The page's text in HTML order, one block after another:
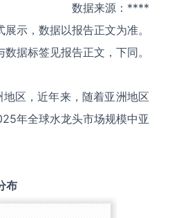
数据来源：****
示，数据以报告正文为准。
数据标签见报告正文，下同。
区，近年来，随着亚洲地区
年全球水龙头市场规模中亚
布